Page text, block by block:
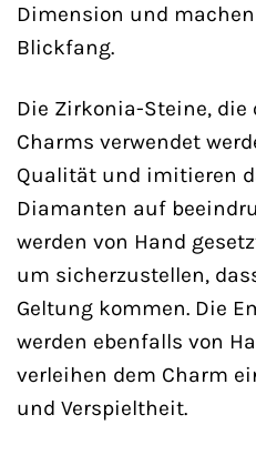
Dimension und
Blickfang.
Die Zirkonia-Steine, die
Charms verwendet
Qualität und imitieren
Diamanten auf
werden von Hand
um sicherzustellen,
Geltung kommen. Die
werden ebenfalls von
verleihen dem Charm
und Verspieltheit.